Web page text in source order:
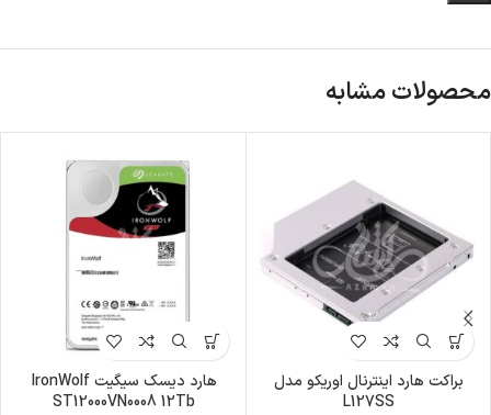
محصولات مشابه
براکت هارد اینترنال اوریکو مدل
L127SS
هارد دیسک سیگیت IronWolf
ST12000VN0008 12Tb